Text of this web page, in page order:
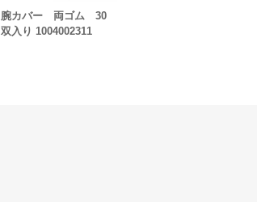
腕カバー 両ゴム 30
双入り 1004002311